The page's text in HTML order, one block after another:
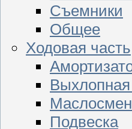
Съемники
Общее
Ходовая часть
Подвеска